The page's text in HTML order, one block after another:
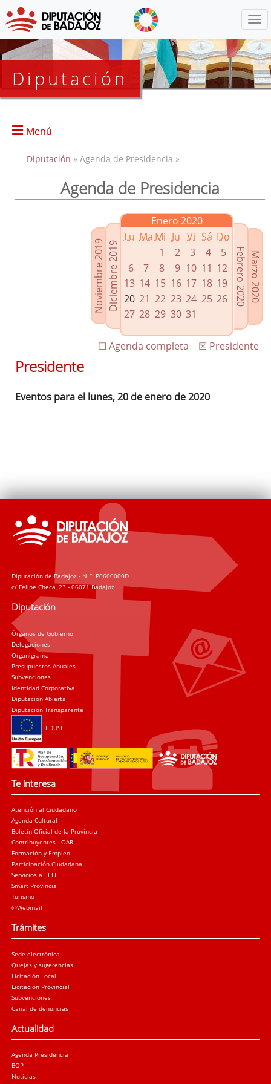
Diputación
Menú
Presidencia
Enlaces relacionados
Agenda de Presidencia
Plenos provinciales y Juntas de gobierno
Oficina de Proyectos Europeos
Diputación » Agenda de Presidencia »
Agenda de Presidencia
Noviembre 2019Diciembre 2019
Enero 2020
Lu Ma Mi Ju Vi Sá Do
1
2 3 4
5
6
7 8 9 10 11 12
13 14 15 16 17 18 19
20 21 22 23 24 25 26
27 28 29 30 31
Marzo 2020
Febrero 2020
☒ Presidente
☐ Agenda completa
Presidente
Eventos para el lunes, 20 de enero de 2020
Diputación de Badajoz - NIF: P0600000D
c/ Felipe Checa, 23 - 06071 Badajoz
Diputación
Órganos de Gobierno
Delegaciones
Organigrama
Presupuestos Anuales
Subvenciones
Identidad Corporativa
Diputación Abierta
Diputación Transparente
EDUSI
Te interesa
Atención al Ciudadano
Agenda Cultural
Boletín Oficial de la Provincia
Contribuyentes - OAR
Formación y Empleo
Participación Ciudadana
Servicios a EELL
Smart Provincia
Turismo
@Webmail
Trámites
Sede electrónica
Quejas y sugerencias
Licitación Local
Licitación Provincial
Subvenciones
Canal de denuncias
Actualidad
Agenda Presidencia
BOP
Noticias